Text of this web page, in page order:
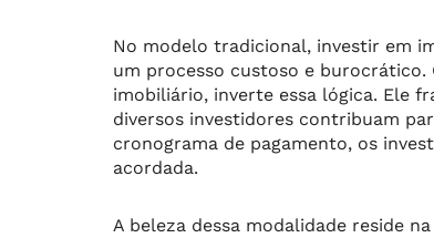
No modelo tradicional, investir em
um processo custoso e
imobiliário, inverte essa lógica. Ele
diversos investidores contribuam
cronograma de pagamento, os
acordada.
A beleza dessa modalidade reside